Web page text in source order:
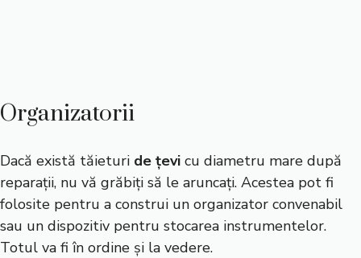
Organizatorii
Dacă există tăieturi de țevi cu diametru mare după
reparații, nu vă grăbiți să le aruncați. Acestea pot fi
folosite pentru a construi un organizator convenabil
sau un dispozitiv pentru stocarea instrumentelor.
Totul va fi în ordine și la vedere.